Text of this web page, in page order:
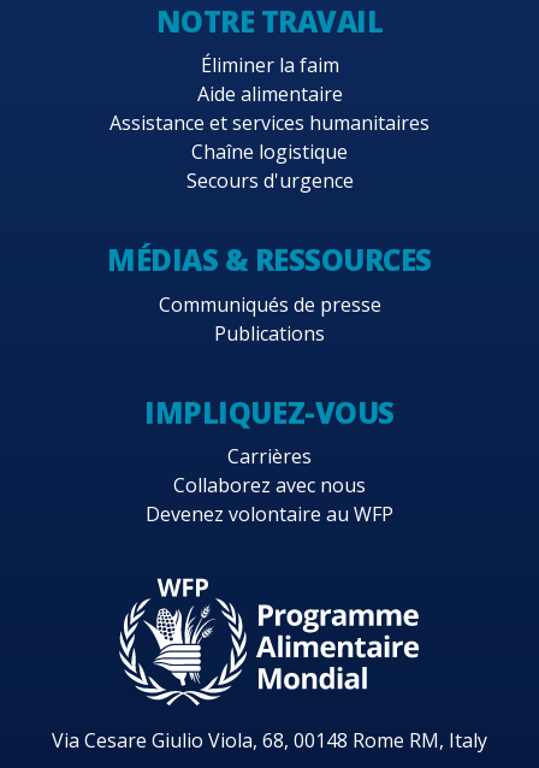
NOTRE TRAVAIL
Éliminer la faim
Aide alimentaire
Assistance et services humanitaires
Chaîne logistique
Secours d'urgence
MÉDIAS & RESSOURCES
Communiqués de presse
Publications
IMPLIQUEZ-VOUS
Carrières
Collaborez avec nous
Devenez volontaire au WFP
Via Cesare Giulio Viola, 68, 00148 Rome RM, Italy